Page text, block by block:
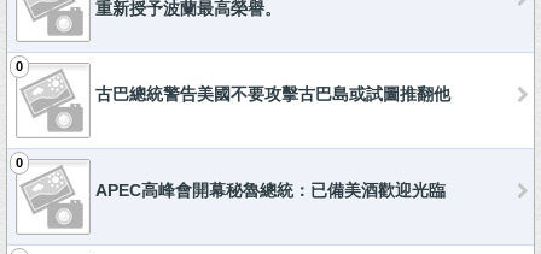
重新授予波蘭最高榮譽。
0
古巴總統警告美國不要攻擊古巴島或試圖推翻他
0
APEC高峰會開幕秘魯總統：已備美酒歡迎光臨